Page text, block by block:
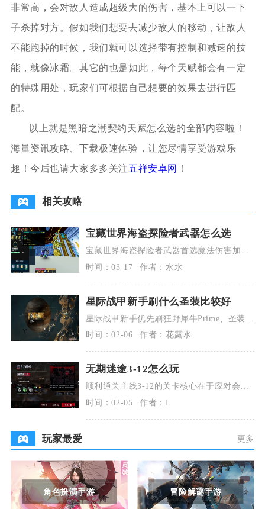
非常高，会对敌人造成超级大的伤害，基本上可以一下
子杀掉对方。假如我们想要去减少敌人的移动，让敌人
不能跑掉的时候，我们就可以选择带有控制和减速的技
能，就像冰霜。其它的也是如此，每个天赋都会有一定
的特殊用处，玩家们可根据自己想要的效果去进行匹
配。
以上就是黑暗之潮契约天赋怎么选的全部内容啦！
海量资讯攻略、下载极速体验，让您尽情享受游戏乐
趣！今后也请大家多多关注五祥安卓网 ！
相关攻略
宝藏世界海盗探险者武器怎么选
宝藏世界海盗探险者武器首选魔法伤害加成
的枪械类武器，核心属性优先级为魔法攻击
＞暴击率＞暴击
时间：03-17 作者：水水
星际战甲新手刷什么圣装比较好
星际战甲新手优先刷狂野犀牛Prime、圣装圣
剑、伏特Prime三套圣装，兼顾生存、输出与
泛
时间：02-06 作者：花露水
无期迷途3-12怎么玩
顺利通关主线3-12的关卡核心在于应对会自
爆的小黑人幻影以及最终的BOSSType-99。
时间：02-05 作者：L
玩家最爱 更多
角色扮演手游 冒险解谜手游